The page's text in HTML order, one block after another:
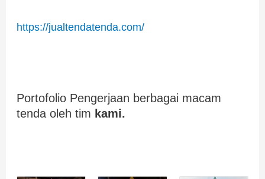
https://jualtendatenda.com/
Portofolio Pengerjaan berbagai macam
tenda oleh tim kami.